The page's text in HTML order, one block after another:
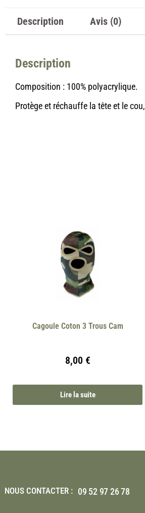
Description Avis (0)
Description
Composition : 100% polyacrylique.
Protège et réchauffe la tête et le
Cagoule Coton 3 Trous Cam
8,00 €
Lire la suite
NOUS CONTACTER : 09 52 97 26 78